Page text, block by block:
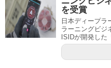
を受賞
日本ディープラ
ラーニングビジ
ISIDが開発した